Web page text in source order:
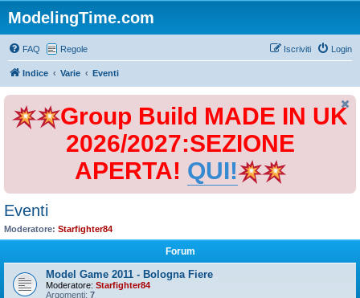
ModelingTime.com
FAQ Regole Login
Iscriviti
Indice Varie Eventi
Group Build MADE IN UK
2026/2027:SEZIONE
APERTA! QUI!
Eventi
Moderatore: Starfighter84
Forum
Model Game 2011 - Bologna Fiere
Moderatore: Starfighter84
Argomenti: 7